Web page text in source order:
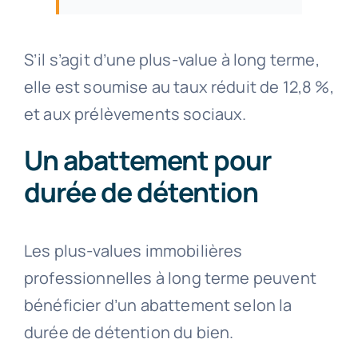
S’il s’agit d’une plus-value à long terme,
elle est soumise au taux réduit de 12,8 %,
et aux prélèvements sociaux.
Un abattement pour
durée de détention
Les plus-values immobilières
professionnelles à long terme peuvent
bénéficier d’un abattement selon la
durée de détention du bien.